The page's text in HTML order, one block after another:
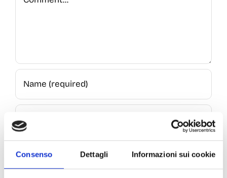
Consenso Dettagli Informazioni sui cookie